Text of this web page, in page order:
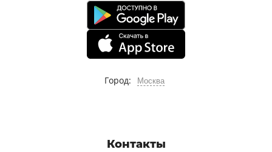
Город: Москва
Контакты